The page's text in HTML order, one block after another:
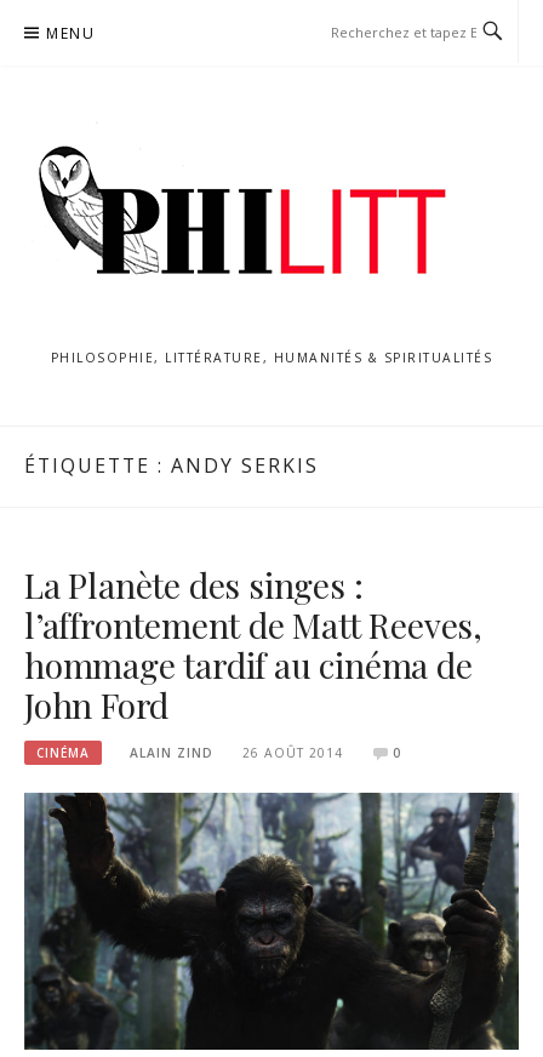
MENU
PHILOSOPHIE, LITTÉRATURE, HUMANITÉS & SPIRITUALITÉS
ÉTIQUETTE : ANDY SERKIS
La Planète des singes :
l’affrontement de Matt Reeves,
hommage tardif au cinéma de
John Ford
CINÉMA ALAIN ZIND 26 AOÛT 2014 0